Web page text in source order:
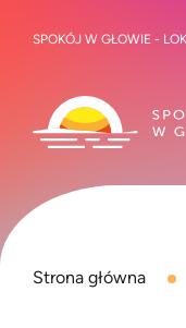
Strona główna
SPOKÓJ W GŁOWIE -